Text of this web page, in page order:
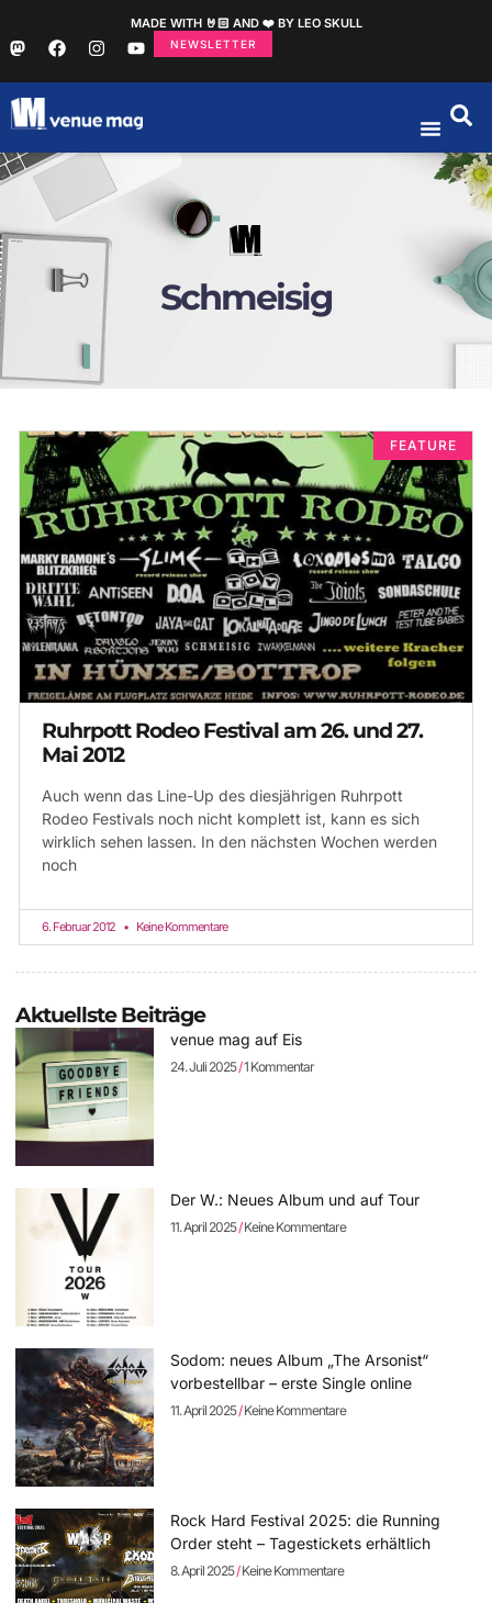
MADE WITH 🤘🏻 AND ❤️ BY LEO SKULL
NEWSLETTER
Schmeisig
FEATURE
Ruhrpott Rodeo Festival am 26. und 27.
Mai 2012
Auch wenn das Line-Up des diesjährigen Ruhrpott
Rodeo Festivals noch nicht komplett ist, kann es sich
wirklich sehen lassen. In den nächsten Wochen werden
noch
6. Februar 2012 Keine Kommentare
Aktuellste Beiträge
venue mag auf Eis
24. Juli 2025 1 Kommentar
Der W.: Neues Album und auf Tour
11. April 2025 Keine Kommentare
Sodom: neues Album „The Arsonist“
vorbestellbar – erste Single online
11. April 2025 Keine Kommentare
Rock Hard Festival 2025: die Running
Order steht – Tagestickets erhältlich
8. April 2025 Keine Kommentare